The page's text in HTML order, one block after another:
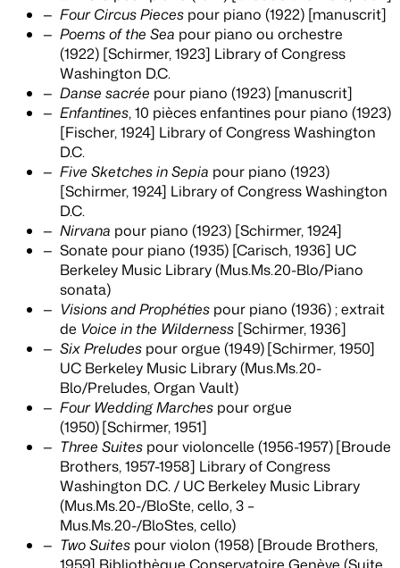
Four Circus Pieces pour piano (1922) [manuscrit]
Poems of the Sea pour piano ou orchestre
(1922) [Schirmer, 1923] Library of Congress
Washington D.C.
Danse sacrée pour piano (1923) [manuscrit]
Enfantines, 10 pièces enfantines pour piano (1923)
[Fischer, 1924] Library of Congress Washington
D.C.
Five Sketches in Sepia pour piano (1923)
[Schirmer, 1924] Library of Congress Washington
D.C.
Nirvana pour piano (1923) [Schirmer, 1924]
Sonate pour piano (1935) [Carisch, 1936] UC
Berkeley Music Library (Mus.Ms.20-Blo/Piano
sonata)
Visions and Prophéties pour piano (1936) ; extrait
de Voice in the Wilderness [Schirmer, 1936]
Six Preludes pour orgue (1949)[Schirmer, 1950]
UC Berkeley Music Library (Mus.Ms.20-
Blo/Preludes, Organ Vault)
Four Wedding Marches pour orgue
(1950)[Schirmer, 1951]
Three Suites pour violoncelle (1956-1957)[Broude
Brothers, 1957-1958] Library of Congress
Washington D.C. / UC Berkeley Music Library
(Mus.Ms.20-/BloSte, cello, 3 –
Mus.Ms.20-/BloStes, cello)
Two Suites pour violon (1958) [Broude Brothers,